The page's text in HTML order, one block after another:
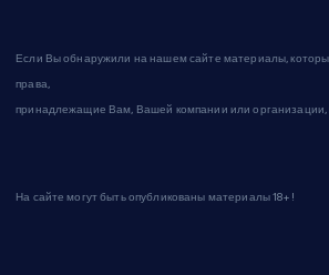
Если Вы обнаружили на нашем сайте материалы,
права,
принадлежащие Вам, Вашей компании или
На сайте могут быть опубликованы материалы 18+!